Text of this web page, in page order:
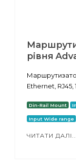
рівня
Ethernet, RJ45,
Din-Rail Mount
Input Wide range
ЧИТАТИ ДАЛІ...